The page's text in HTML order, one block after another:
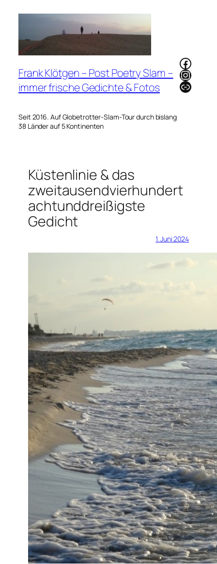
Frank Klötgen – Post Poetry Slam –
immer frische Gedichte & Fotos
Seit 2016. Auf Globetrotter-Slam-Tour durch bislang
38 Länder auf 5 Kontinenten
Link
Küstenlinie & das
zweitausendvierhundert
achtunddreißigste
Gedicht
1. Juni 2024